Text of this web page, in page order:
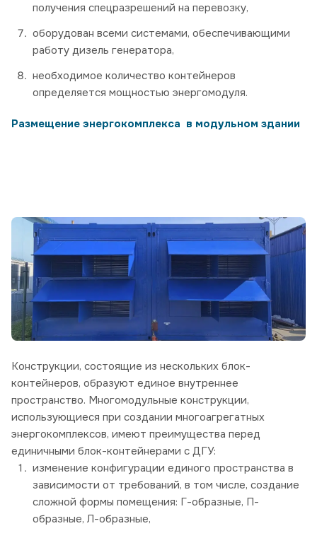
получения спецразрешений на перевозку,
оборудован всеми системами, обеспечивающими
работу дизель генератора,
необходимое количество контейнеров
определяется мощностью энергомодуля.
Размещение энергокомплекса в модульном здании
Конструкции, состоящие из нескольких блок-
контейнеров, образуют единое внутреннее
пространство. Многомодульные конструкции,
использующиеся при создании многоагрегатных
энергокомплексов, имеют преимущества перед
единичными блок-контейнерами с ДГУ:
изменение конфигурации единого пространства в
зависимости от требований, в том числе, создание
сложной формы помещения: Г-образные, П-
образные, Л-образные,